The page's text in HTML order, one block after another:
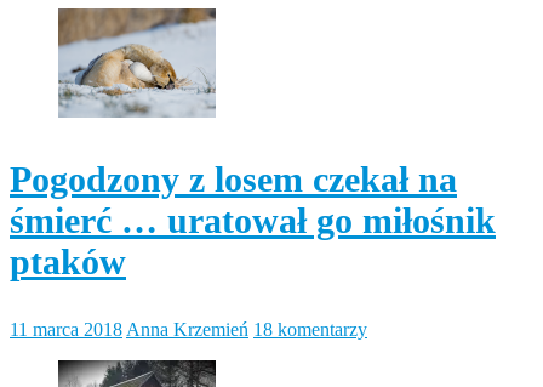
Pogodzony z losem czekał na
śmierć … uratował go miłośnik
ptaków
11 marca 2018 Anna Krzemień 18 komentarzy